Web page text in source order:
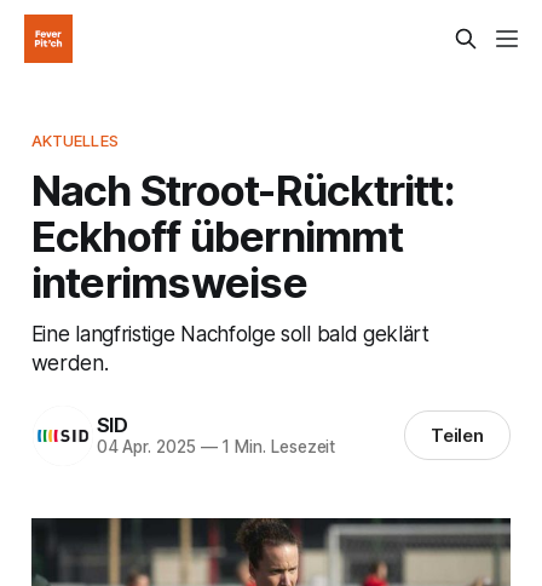
AKTUELLES
Nach Stroot-Rücktritt:
Eckhoff übernimmt
interimsweise
Eine langfristige Nachfolge soll bald geklärt
werden.
SID
04 Apr. 2025 —1 Min. Lesezeit Teilen